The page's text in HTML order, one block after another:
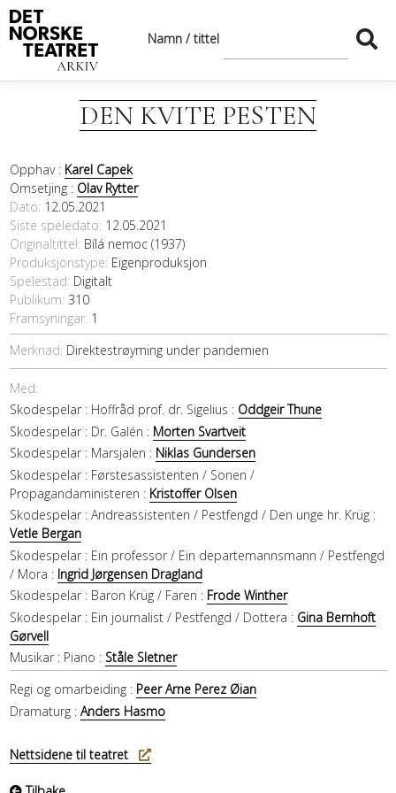
Namn / tittel
DEN KVITE PESTEN
Opphav : Karel Capek
Omsetjing : Olav Rytter
Dato 12.05.2021
Siste speledato 12.05.2021
Originaltittel Bílá nemoc (1937)
Produksjonstype: Eigenproduksjon
Spelestad: Digitalt
Publikum: 310
Framsyningar: 1
Merknad: Direktestrøyming under pandemien
Med:
Skodespelar : Hoffråd prof. dr. Sigelius : Oddgeir Thune
Skodespelar : Dr. Galén : Morten Svartveit
Skodespelar : Marsjalen : Niklas Gundersen
Skodespelar : Førstesassistenten / Sonen /
Propagandaministeren : Kristoffer Olsen
Skodespelar : Andreassistenten / Pestfengd / Den unge hr. Krüg :
Vetle Bergan
Skodespelar : Ein professor / Ein departemannsmann / Pestfengd
/ Mora : Ingrid Jørgensen Dragland
Skodespelar : Baron Krüg / Faren : Frode Winther
Skodespelar : Ein journalist / Pestfengd / Dottera : Gina Bernhoft
Gørvell
Musikar : Piano : Ståle Sletner
Regi og omarbeiding : Peer Arne Perez Øian
Dramaturg : Anders Hasmo
Nettsidene til teatret